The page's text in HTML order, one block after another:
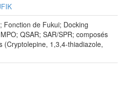
Fonction de Fukui; Docking
QSAR; SAR/SPR; composés
(Cryptolepine, 1,3,4-thiadiazole,